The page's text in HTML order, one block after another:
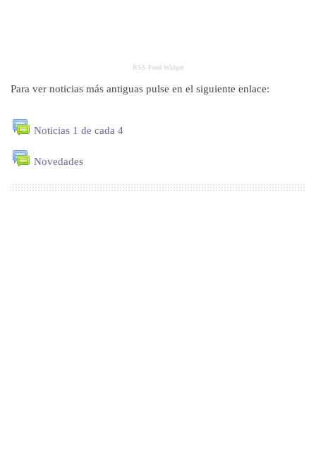
RSS Feed Widget
Para ver noticias más antiguas pulse en el siguiente enlace:
Noticias 1 de cada 4
Novedades